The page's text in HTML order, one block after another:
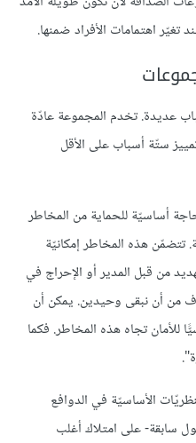
اهتمامات الأفراد ضمنها.
عديدة. تخدم المجموعة عادّة
ستّة أسباب على الأقل
أساسيّة للحماية من المخاطر
تتضمّن هذه المخاطر إمكانيّة
من قبل المدير أو الإحراج في
من أن نبقى وحيدين. يمكن أن
للأمان تجاه هذه المخاطر. فكما
الأساسيّة في الدوافع
سابقة- على امتلاك أغلب